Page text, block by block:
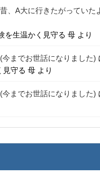
、A大に行きたがっていた
を生温かく見守る 母 より
までお世話になりました)
見守る 母 より
までお世話になりました)